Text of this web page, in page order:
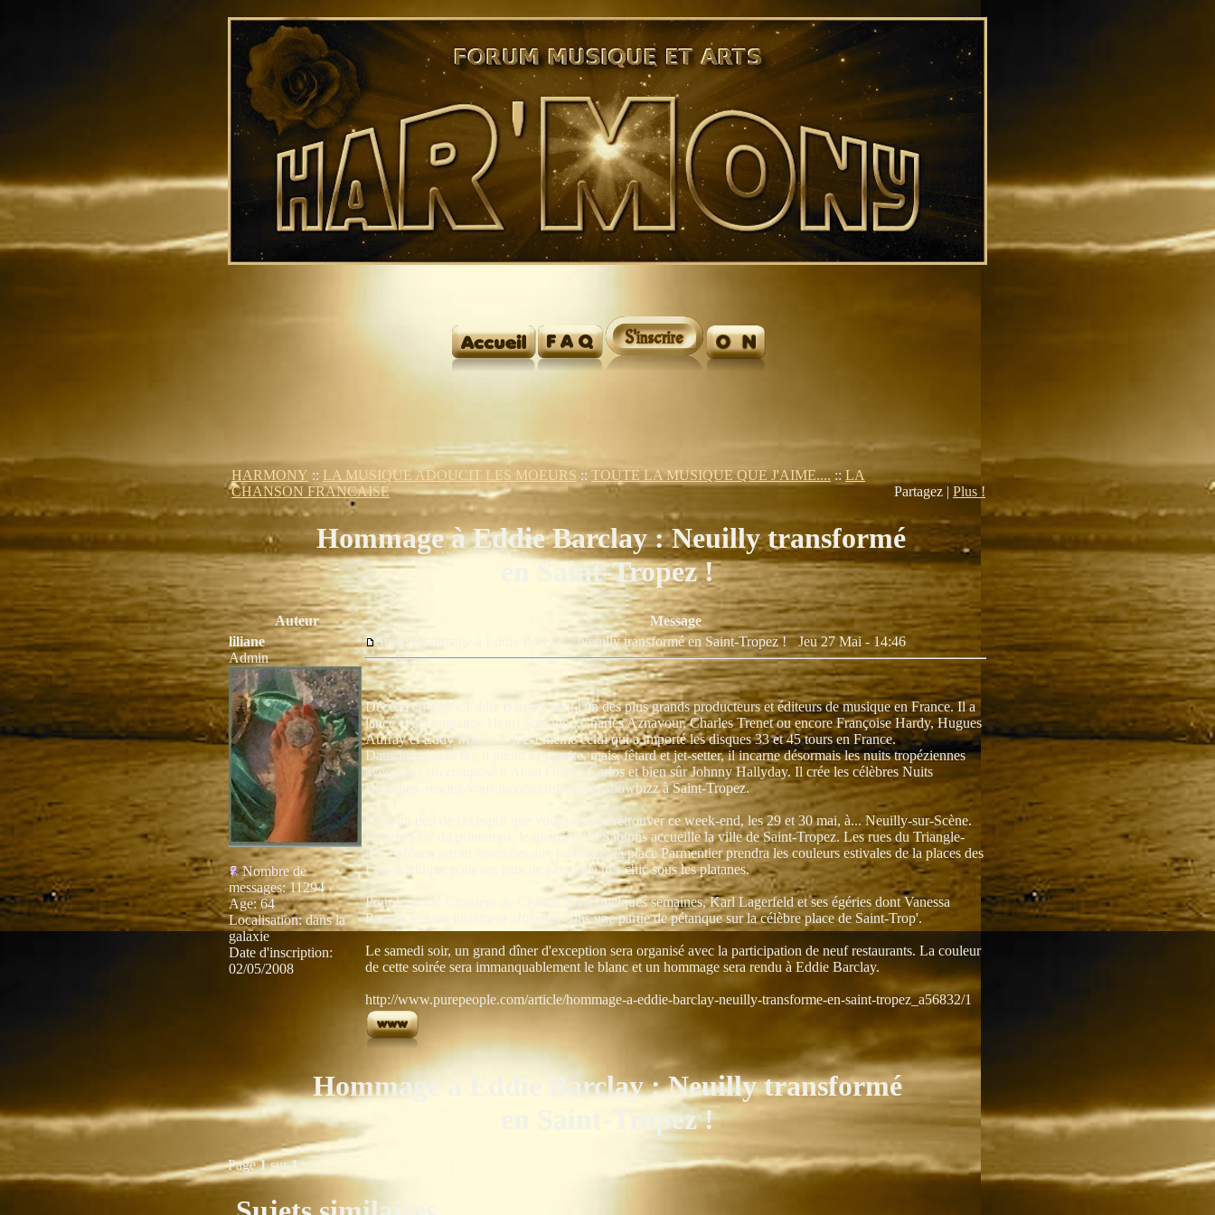
HARMONY :: LA MUSIQUE ADOUCIT LES MOEURS :: TOUTE LA MUSIQUE QUE J'AIME.... ::LA
CHANSON FRANCAISE
Partagez | Plus !
Hommage à Eddie Barclay : Neuilly transformé
en Saint-Tropez !
Auteur
Message
liliane
Admin
Nombre de
messages:11294
Age:64
Localisation:dans la
galaxie
Date d'inscription:
02/05/2008
Sujet: Hommage à Eddie Barclay : Neuilly transformé en Saint-Tropez !Jeu 27 Mai - 14:46
Décédé en 2005, Eddie Barclay était l'un des plus grands producteurs et éditeurs de musique en France. Il a
lancé et accompagné Henri Salvador, Charles Aznavour, Charles Trenet ou encore Françoise Hardy, Hugues
Aufray et Eddy Mitchell. Il est même celui qui a importé les disques 33 et 45 tours en France.
Dans les années 80, il prend sa retraite, mais, fêtard et jet-setter, il incarne désormais les nuits tropéziennes
avec son clan composé d'Alain Delon, Carlos et bien sûr Johnny Hallyday. Il crée les célèbres Nuits
Blanches, rendez-vous incontournable du showbizz à Saint-Tropez.
C'est un peu de cet esprit que vous pourrez retrouver ce week-end, les 29 et 30 mai, à... Neuilly-sur-Scène.
Pour la Fête du printemps, le quartier des Sablons accueille la ville de Saint-Tropez. Les rues du Triangle-
des-Sablons seront réservées aux piétons et la place Parmentier prendra les couleurs estivales de la places des
Lys, mythique pour ses jeux de pétanque très chic sous les platanes.
Pour le défilé Croisière de Chanel, il y a quelques semaines, Karl Lagerfeld et ses égéries dont Vanessa
Paradis se sont justement affrontés dans une partie de pétanque sur la célèbre place de Saint-Trop'.
Le samedi soir, un grand dîner d'exception sera organisé avec la participation de neuf restaurants. La couleur
de cette soirée sera immanquablement le blanc et un hommage sera rendu à Eddie Barclay.
http://www.purepeople.com/article/hommage-a-eddie-barclay-neuilly-transforme-en-saint-tropez_a56832/1
Hommage à Eddie Barclay : Neuilly transformé
en Saint-Tropez !
Page1sur1